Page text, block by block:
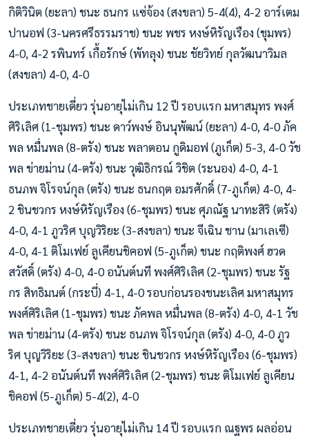
กิติวินิต (ยะลา) ชนะ ธนกร แซ่จ้อง (สงขลา) 5-4(4), 4-2 อาร์เตม
ปานอฟ (3-นครศรีธรรมราช) ชนะ พชร หงษ์หิรัญเรือง (ชุมพร)
4-0, 4-2 รพินทร์ เกื้อรักษ์ (พัทลุง) ชนะ ชัยวิทย์ กุลวัฒนาวิมล
(สงขลา) 4-0, 4-0
ประเภทชายเดี่ยว รุ่นอายุไม่เกิน 12 ปี รอบแรก มหาสมุทร พงศ์
ศิริเลิศ (1-ชุมพร) ชนะ ดาว์พงษ์ อินนุพัฒน์ (ยะลา) 4-0, 4-0 ภัค
พล หมื่นพล (8-ตรัง) ชนะ พลาตอน กูดิมอฟ (ภูเก็ต) 5-3, 4-0 วัช
พล ข่ายม่าน (4-ตรัง) ชนะ วุฒิธิกรณ์ วิชิต (ระนอง) 4-0, 4-1
ธนภพ จิโรจน์กุล (ตรัง) ชนะ ธนกฤต อมรศักดิ์ (7-ภูเก็ต) 4-0, 4-
2 ชินชวกร หงษ์หิรัญเรือง (6-ชุมพร) ชนะ ศุภณัฐ นาทะสิริ (ตรัง)
4-0, 4-1 ภูวริศ บุญวิริยะ (3-สงขลา) ชนะ จีเฉิน ชาน (มาเลเซี)
4-0, 4-1 ติโมเฟย์ ลูเคียนชิคอฟ (5-ภูเก็ต) ชนะ กฤติพงศ์ ฮวด
สวัสดิ์ (ตรัง) 4-0, 4-0 อนันต์นที พงศ์ศิริเลิศ (2-ชุมพร) ชนะ รัฐ
กร สิทธิมนต์ (กระบี่) 4-1, 4-0 รอบก่อนรองชนะเลิศ มหาสมุทร
พงศ์ศิริเลิศ (1-ชุมพร) ชนะ ภัคพล หมื่นพล (8-ตรัง) 4-0, 4-1 วัช
พล ข่ายม่าน (4-ตรัง) ชนะ ธนภพ จิโรจน์กุล (ตรัง) 4-0, 4-0 ภูว
ริศ บุญวิริยะ (3-สงขลา) ชนะ ชินชวกร หงษ์หิรัญเรือง (6-ชุมพร)
4-1, 4-2 อนันต์นที พงศ์ศิริเลิศ (2-ชุมพร) ชนะ ติโมเฟย์ ลูเคียน
ชิคอฟ (5-ภูเก็ต) 5-4(2), 4-0
ประเภทชายเดี่ยว รุ่นอายุไม่เกิน 14 ปี รอบแรก ณฐพร ผลอ่อน